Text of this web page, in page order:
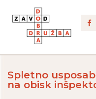
Spletno
na obisk